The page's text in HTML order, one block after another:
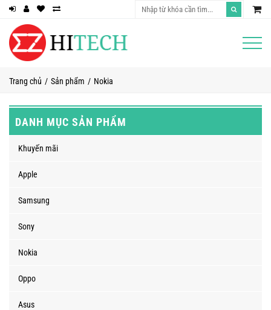
Trang chủ Sản phẩm Nokia
DANH MỤC SẢN PHẨM
Khuyến mãi
Apple
Samsung
Sony
Nokia
Oppo
Asus